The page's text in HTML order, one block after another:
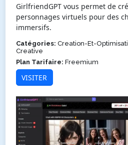
GirlfriendGPT vous permet de
personnages virtuels pour des
immersifs.
Catégories: Creation-Et-
Creative
Plan Tarifaire: Freemium
VISITER